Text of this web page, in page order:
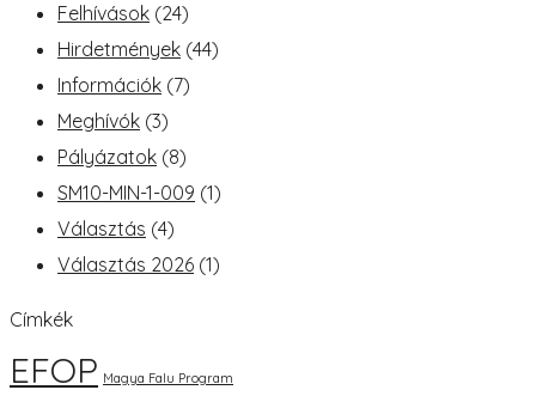
Felhívások (24)
Hirdetmények (44)
Információk (7)
Meghívók (3)
Pályázatok (8)
SM10-MIN-1-009 (1)
Választás (4)
Választás 2026 (1)
Címkék
EFOP Magya Falu Program